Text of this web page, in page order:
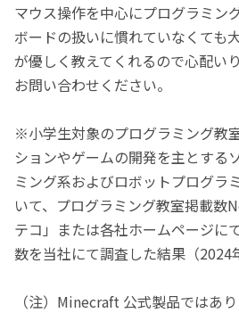
マウス操作を中心にプログラミン
ボードの扱いに慣れていなくても
が優しく教えてくれるので心配い
お問い合わせください。
※小学生対象のプログラミング教
ションやゲームの開発を主とする
ミング系およびロボットプログラ
いて、プログラミング教室掲載数
テコ」または各社ホームページに
数を当社にて調査した結果（2024
（注）Minecraft 公式製品ではあ